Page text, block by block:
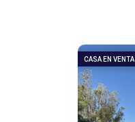
CASA EN VENTA